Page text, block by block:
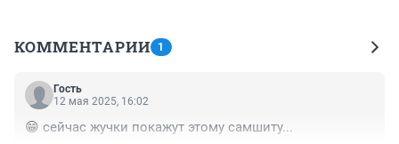
КОММЕНТАРИИ 1
Гость
12 мая 2025, 16:02
😁 сейчас жучки покажут этому самшиту...